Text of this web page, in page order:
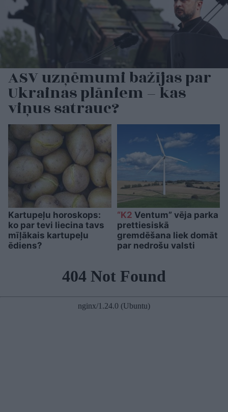
ASV uzņēmumi bažījas par
Ukrainas plāniem – kas
viņus satrauc?
Kartupeļu horoskops:
ko par tevi liecina tavs
mīļākais kartupeļu
ēdiens?
“K2 Ventum” vēja parka
prettiesiskā
gremdēšana liek domāt
par nedrošu valsti